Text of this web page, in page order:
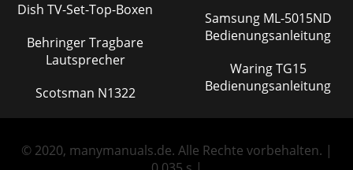
Dish TV-Set-Top-Boxen
Behringer Tragbare
Lautsprecher
Scotsman N1322
Samsung ML-5015ND
Bedienungsanleitung
Waring TG15
Bedienungsanleitung
© 2020, manymanuals.de. Alle Rechte vorbehalten. |